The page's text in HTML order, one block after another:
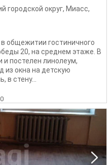
городской округ, Миасс,
общежитии гостиничного
20, на среднем этаже. В
постелен линолеум,
из окна на детскую
в стену...